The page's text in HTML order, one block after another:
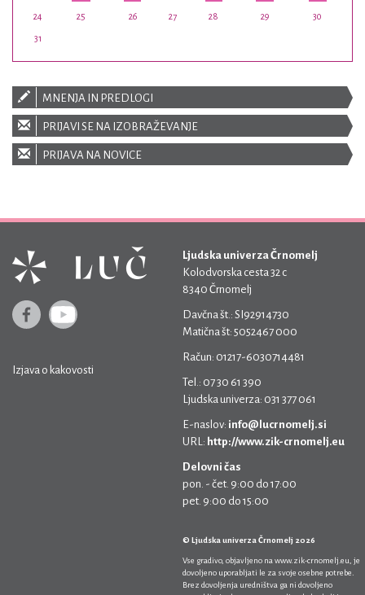
24 25 26 27 28 29 30
31
MNENJA IN PREDLOGI
PRIJAVI SE NA IZOBRAŽEVANJE
PRIJAVA NA NOVICE
Izjava o kakovosti
Ljudska univerza Črnomelj
Kolodvorska cesta 32 c
8340 Črnomelj
Davčna št.: SI92914730
Matična št: 5052467 000
Račun: 01217-6030714481
Tel.: 07 30 61 390
Ljudska univerza: 031 377 061
E-naslov: info@lucrnomelj.si
URL: http://www.zik-crnomelj.eu
Delovni čas
pon. - čet. 9:00 do 17:00
pet. 9:00 do 15:00
© Ljudska univerza Črnomelj 2026
Vse gradivo, objavljeno na www.zik-crnomelj.eu , je
dovoljeno uporabljati le za svoje osebne potrebe.
Brez dovoljenja uredništva ga ni dovoljeno